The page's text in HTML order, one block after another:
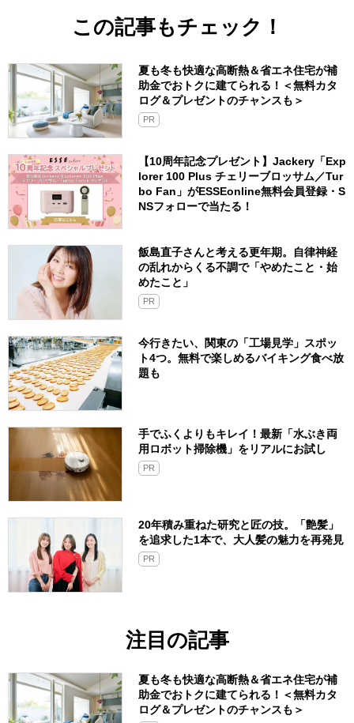
この記事もチェック！
夏も冬も快適な高断熱＆省エネ住宅が補
助金でおトクに建てられる！＜無料カタ
ログ＆プレゼントのチャンスも＞
PR
【10周年記念プレゼント】Jackery「Exp
lorer 100 Plus チェリーブロッサム／Tur
bo Fan」がESSEonline無料会員登録・S
NSフォローで当たる！
飯島直子さんと考える更年期。自律神経
の乱れからくる不調で「やめたこと・始
めたこと」
PR
今行きたい、関東の「工場見学」スポッ
ト4つ。無料で楽しめるバイキング食べ放
題も
手でふくよりもキレイ！最新「水ぶき両
用ロボット掃除機」をリアルにお試し
PR
20年積み重ねた研究と匠の技。「艶髪」
を追求した1本で、大人髪の魅力を再発見
PR
注目の記事
夏も冬も快適な高断熱＆省エネ住宅が補
助金でおトクに建てられる！＜無料カタ
ログ＆プレゼントのチャンスも＞